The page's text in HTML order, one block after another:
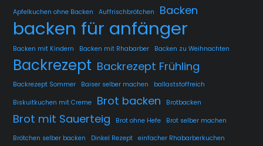
Apfelkuchen ohne Backen Auffrischbrötchen Backen
backen für anfänger
Backen mit Kindern Backen mit Rhabarber Backen zu Weihnachten
Backrezept Backrezept Frühling
Backrezept Sommer Baiser selber machen ballaststoffreich
Biskuitkuchen mit Creme Brot backen Brotbacken
Brot mit Sauerteig Brot ohne Hefe
Brot selber machen
Brötchen selber backen
Dinkel Rezept
einfacher Rhabarberkuchen